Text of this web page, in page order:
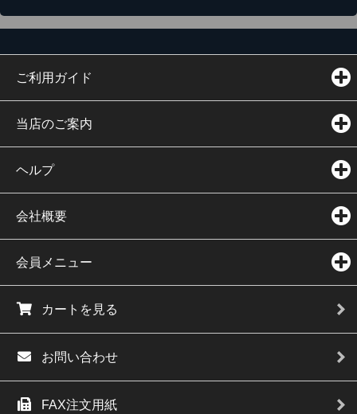
ご利用ガイド
当店のご案内
ヘルプ
会社概要
会員メニュー
カートを見る
お問い合わせ
FAX注文用紙